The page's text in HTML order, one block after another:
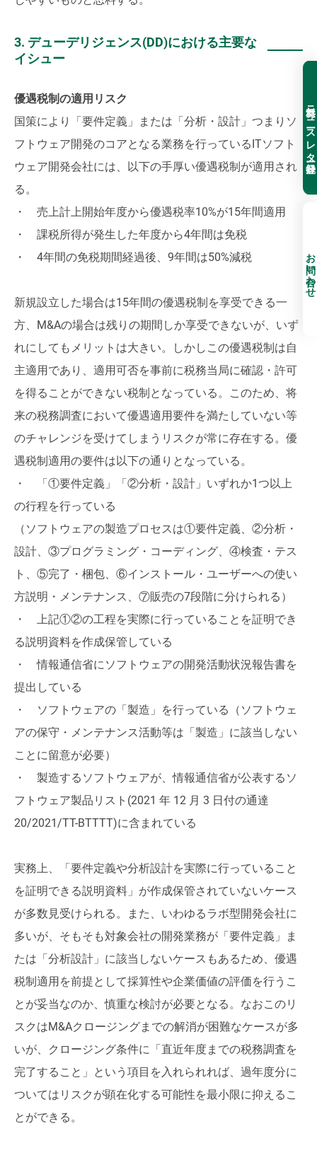
3. デューデリジェンス(DD)における主要な
イシュー
優遇税制の適用リスク
国策により「要件定義」または「分析・設計」つまりソ
フトウェア開発のコアとなる業務を行っているITソフト
ウェア開発会社には、以下の手厚い優遇税制が適用され
る。
・ 売上計上開始年度から優遇税率10%が15年間適用
・ 課税所得が発生した年度から4年間は免税
・ 4年間の免税期間経過後、9年間は50%減税
新規設立した場合は15年間の優遇税制を享受できる一
方、M&Aの場合は残りの期間しか享受できないが、いず
れにしてもメリットは大きい。しかしこの優遇税制は自
主適用であり、適用可否を事前に税務当局に確認・許可
を得ることができない税制となっている。このため、将
来の税務調査において優遇適用要件を満たしていない等
のチャレンジを受けてしまうリスクが常に存在する。優
遇税制適用の要件は以下の通りとなっている。
・ 「①要件定義」「②分析・設計」いずれか1つ以上
の行程を行っている
（ソフトウェアの製造プロセスは①要件定義、②分析・
設計、③プログラミング・コーディング、④検査・テス
ト、⑤完了・梱包、⑥インストール・ユーザーへの使い
方説明・メンテナンス、⑦販売の7段階に分けられる）
・ 上記①②の工程を実際に行っていることを証明でき
る説明資料を作成保管している
・ 情報通信省にソフトウェアの開発活動状況報告書を
提出している
・ ソフトウェアの「製造」を行っている（ソフトウェ
アの保守・メンテナンス活動等は「製造」に該当しない
ことに留意が必要）
・ 製造するソフトウェアが、情報通信省が公表するソ
フトウェア製品リスト(2021 年 12 月 3 日付の通達
20/2021/TT-BTTTT)に含まれている
実務上、「要件定義や分析設計を実際に行っていること
を証明できる説明資料」が作成保管されていないケース
が多数見受けられる。また、いわゆるラボ型開発会社に
多いが、そもそも対象会社の開発業務が「要件定義」ま
たは「分析設計」に該当しないケースもあるため、優遇
税制適用を前提として採算性や企業価値の評価を行うこ
とが妥当なのか、慎重な検討が必要となる。なおこのリ
スクはM&Aクロージングまでの解消が困難なケースが多
いが、クロージング条件に「直近年度までの税務調査を
完了すること」という項目を入れられれば、過年度分に
ついてはリスクが顕在化する可能性を最小限に抑えるこ
とができる。
無料ニュースレター登録
お問い合わせ